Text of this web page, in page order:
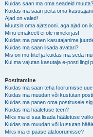
Kuidas saan ma oma seadeid muuta?
Kuidas ma saan peita oma
Ajad on valed!
Muutsin oma ajatsooni, aga ajad on
Minu emakeelt ei ole nimekirjas!
Kuidas ma panen kasutajanime
Kuidas ma saan lisada avatari?
Mis on mu tiitel ja kuidas ma seda
Kui ma vajutan kasutaja e-posti lingi
Postitamine
Kuidas ma saan teha foorumisse
Kuidas ma muudan või kustutan
Kuidas ma panen oma postitusele
Kuidas ma hääletuse teen?
Miks ma ei saa lisada hääletuse
Kuidas ma muudan või kustutan
Miks ma ei pääse alafoorumisse?